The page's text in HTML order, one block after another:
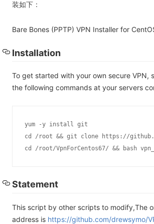
装如下：
Bare Bones (PPTP) VPN Installer for
Installation
To get started with your own secure VPN,
the following commands at your servers
yum -y install git
cd /root && git clone https://
cd /root/VpnForCentos67/ && bash
Statement
This script by other scripts to modify,The
address is https://github.com/drewsymo/